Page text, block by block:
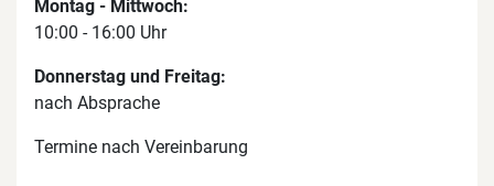
Montag - Mittwoch:
10:00 - 16:00 Uhr
Donnerstag und Freitag:
nach Absprache
Termine nach Vereinbarung